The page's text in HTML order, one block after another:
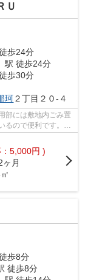
Ｕ
歩24分
」駅 徒歩24分
歩30分
珂２丁目２０-４
部には敷地内ごみ置
るので便利です。ク
5,000円 )
ヶ月
歩8分
徒歩8分